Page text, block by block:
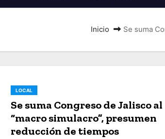
Inicio Se suma
LOCAL
Se suma Congreso de Jalisco al
“macro simulacro”, presumen
reducción de tiempos